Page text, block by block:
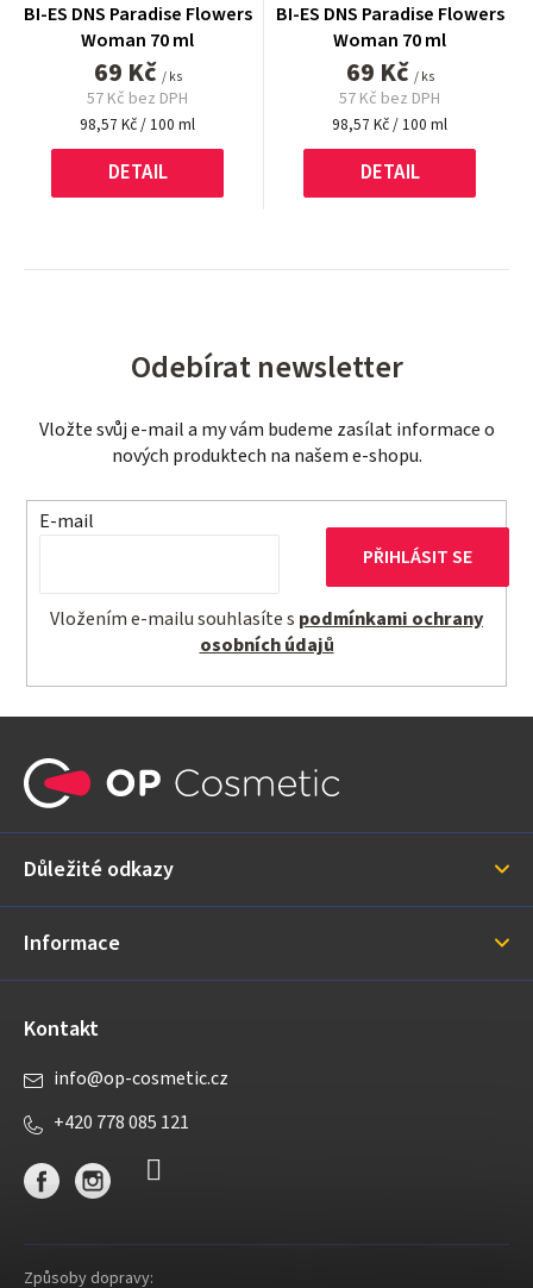
BI-ES DNS Paradise Flowers
Woman 70 ml
69 Kč / ks
57 Kč bez DPH
Měrná
98,57 Kč / 100 ml
DETAIL
BI-ES DNS Paradise Flowers
Woman 70 ml
69 Kč / ks
57 Kč bez DPH
Měrná
98,57 Kč / 100 ml
DETAIL
Odebírat newsletter
Vložte svůj e-mail a my vám budeme zasílat informace o
nových produktech na našem e-shopu.
E-mail
Vložením e-mailu souhlasíte s podmínkami ochrany
osobních údajů
PŘIHLÁSIT SE
a
í
Důležité odkazy
Informace
Kontakt
info@op-cosmetic.cz
+420 778 085 121
Způsoby dopravy: